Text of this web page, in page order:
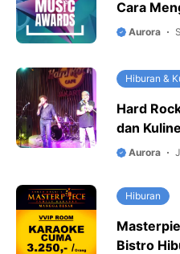
Cara
Aurora
Hiburan &
Hard
dan
Aurora
Hiburan
Bistro